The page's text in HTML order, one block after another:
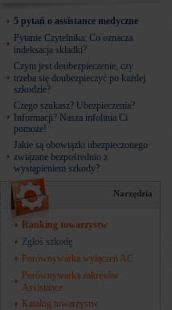
5 pytań o assistance medyczne
Pytanie Czytelnika: Co oznacza
indeksacja składki?
Czym jest doubezpieczenie, czy
trzeba się doubezpieczyć po każdej
szkodzie?
Czego szukasz? Ubezpieczenia?
Informacji? Nasza infolinia Ci
pomoże!
Jakie są obowiązki ubezpieczonego
związane bezpośrednio z
wystąpieniem szkody?
Narzędzia
Ranking towarzystw
Zgłoś szkodę
Porównywarka wyłączeń AC
Porównywarka zakresów
Assistance
Katalog towarzystw